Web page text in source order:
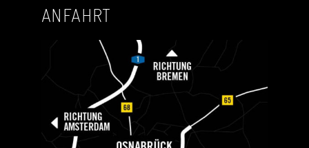
ANFAHRT